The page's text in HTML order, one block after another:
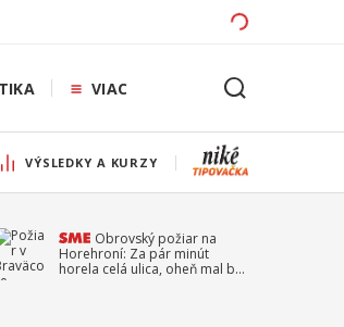
VIAC
VÝSLEDKY A KURZY
Obrovský požiar na
Horehroní: Za pár minút
horela celá ulica, oheň mal byť